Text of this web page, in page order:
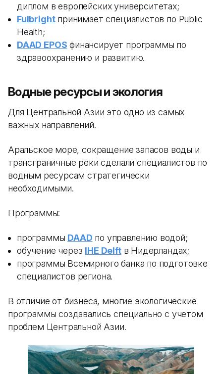
диплом в европейских университетах;
Fulbrightпринимает специалистов по Public
Health;
DAAD EPOS финансирует программы по
здравоохранению и развитию.
Водные ресурсы и экология
Для Центральной Азии это одно из самых
важных направлений.
Аральское море, сокращение запасов воды и
трансграничные реки сделали специалистов по
водным ресурсам стратегически
необходимыми.
Программы:
программы DAAD по управлению водой;
обучение через IHE Delftв Нидерландах;
программы Всемирного банка по подготовке
специалистов региона.
В отличие от бизнеса, многие экологические
программы создавались специально с учетом
проблем Центральной Азии.